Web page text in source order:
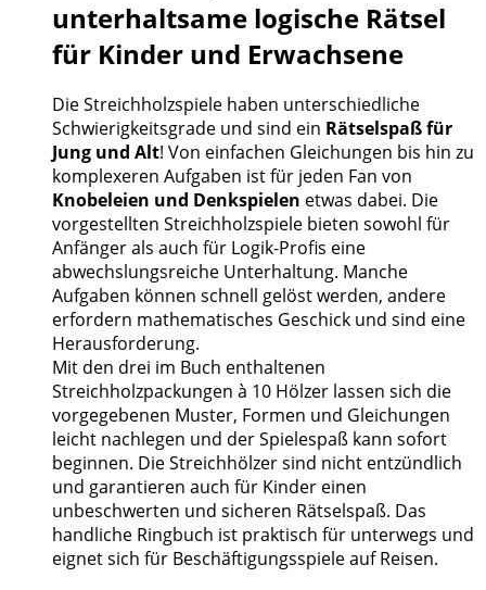
unterhaltsame logische Rätsel
für Kinder und Erwachsene
Die Streichholzspiele haben unterschiedliche
Schwierigkeitsgrade und sind ein Rätselspaß für
Jung und Alt! Von einfachen Gleichungen bis hin zu
komplexeren Aufgaben ist für jeden Fan von
Knobeleien und Denkspielen etwas dabei. Die
vorgestellten Streichholzspiele bieten sowohl für
Anfänger als auch für Logik-Profis eine
abwechslungsreiche Unterhaltung. Manche
Aufgaben können schnell gelöst werden, andere
erfordern mathematisches Geschick und sind eine
Herausforderung.
Mit den drei im Buch enthaltenen
Streichholzpackungen à 10 Hölzer lassen sich die
vorgegebenen Muster, Formen und Gleichungen
leicht nachlegen und der Spielespaß kann sofort
beginnen. Die Streichhölzer sind nicht entzündlich
und garantieren auch für Kinder einen
unbeschwerten und sicheren Rätselspaß. Das
handliche Ringbuch ist praktisch für unterwegs und
eignet sich für Beschäftigungsspiele auf Reisen.